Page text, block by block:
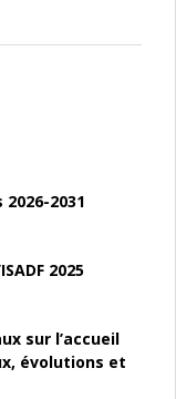
2031
2025
sur l’accueil
évolutions et